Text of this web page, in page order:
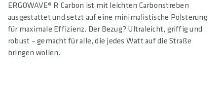
ERGOWAVE® R Carbon ist mit leichten Carbonstreben
ausgestattet und setzt auf eine minimalistische Polsterung
für maximale Effizienz. Der Bezug? Ultraleicht, griffig und
robust – gemacht für alle, die jedes Watt auf die Straße
bringen wollen.